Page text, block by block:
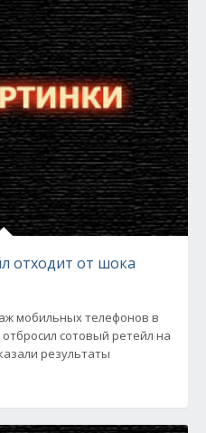
отходит от шока
мобильных телефонов в
сотовый ретейл на
результаты